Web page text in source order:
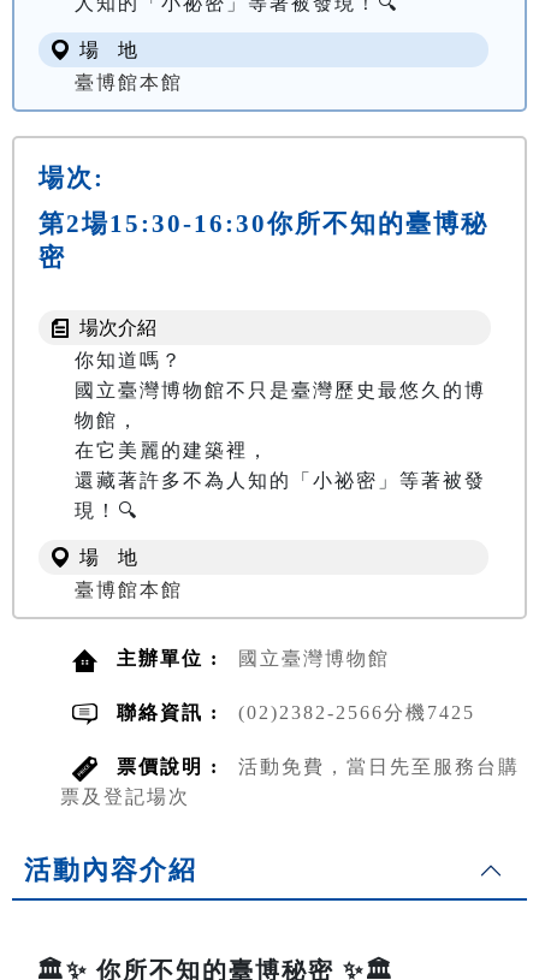
場 地
臺博館本館
場次:
第2場15:30-16:30你所不知的臺博秘
密
場次介紹
你知道嗎？
國立臺灣博物館不只是臺灣歷史最悠久的博
物館，
在它美麗的建築裡，
還藏著許多不為人知的「小祕密」等著被發
現！🔍
場 地
臺博館本館
主辦單位 : 國立臺灣博物館
聯絡資訊 : (02)2382-2566分機7425
票價說明 :
活動免費，當日先至服務台購
票及登記場次
活動內容介紹
🏛️✨ 你所不知的臺博秘密 ✨🏛️